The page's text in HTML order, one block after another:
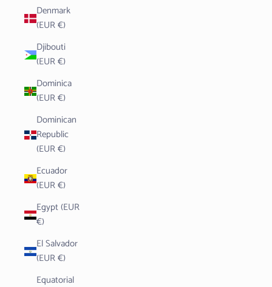
Denmark
(EUR €)
Djibouti
(EUR €)
Dominica
(EUR €)
Dominican
Republic
(EUR €)
Ecuador
(EUR €)
Egypt (EUR
€)
El Salvador
(EUR €)
Equatorial